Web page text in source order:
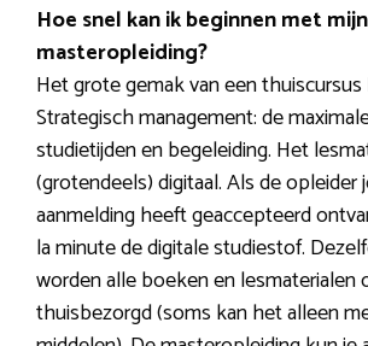
Hoe snel kan ik beginnen met mijn
masteropleiding?
Het grote gemak van een
Strategisch management: de
studietijden en begeleiding. Het
(grotendeels) digitaal. Als de opleider
aanmelding heeft geaccepteerd
la minute de digitale studiestof.
worden alle boeken en lesmaterialen
thuisbezorgd (soms kan het alleen